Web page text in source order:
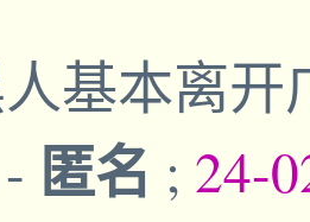
基本离
- 匿名 ; 24-